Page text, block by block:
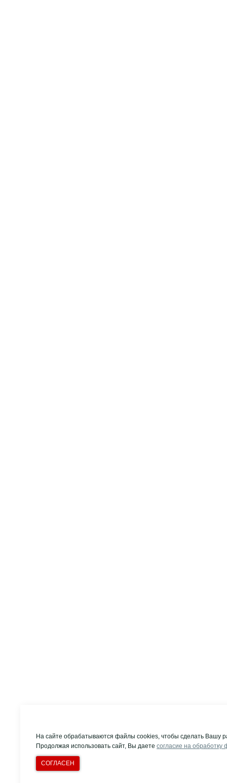
На сайте обрабатываются файлы cookies, чтобы сделать Вашу
Продолжая использовать сайт, Вы даете согласие на обработку
СОГЛАСЕН